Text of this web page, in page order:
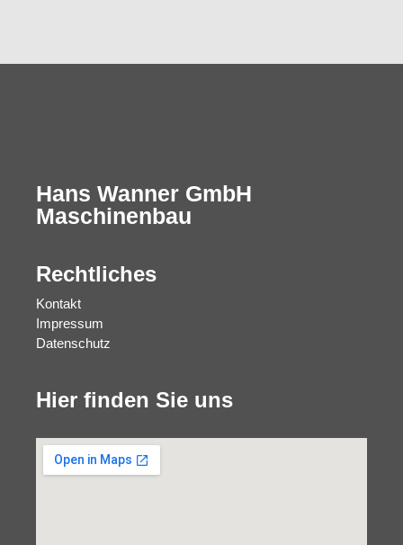
Hans Wanner GmbH
Maschinenbau
Rechtliches
Kontakt
Impressum
Datenschutz
Hier finden Sie uns